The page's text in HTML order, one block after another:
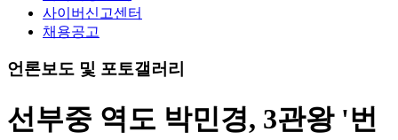
사이버신고센터
채용공고
언론보도 및 포토갤러리
선부중 역도 박민경, 3관왕 '번